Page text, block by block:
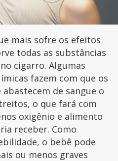
mais sofre os efeitos
todas as substâncias
cigarro. Algumas
fazem com que os
de sangue o
o que fará com
oxigênio e alimento
receber. Como
o bebê pode
ou menos graves